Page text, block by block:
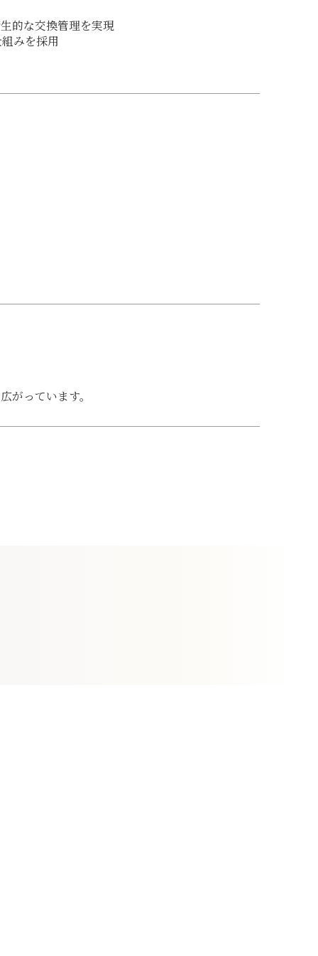
的な交換管理を実現
みを採用
がっています。